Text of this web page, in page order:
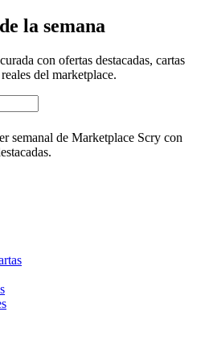
la semana
con ofertas destacadas, cartas
del marketplace.
semanal de Marketplace Scry con